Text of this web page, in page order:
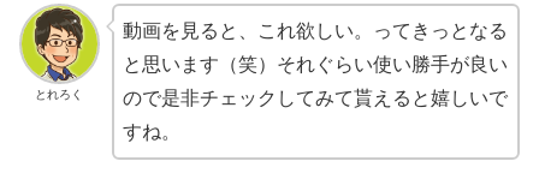
とれろく
動画を見ると、これ欲しい。ってきっとなる
と思います（笑）それぐらい使い勝手が良い
ので是非チェックしてみて貰えると嬉しいで
すね。